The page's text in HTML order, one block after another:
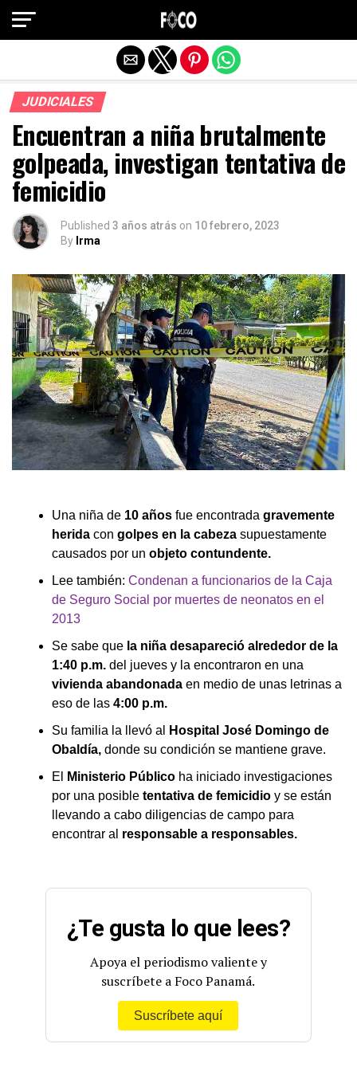
JUDICIALES
Encuentran a niña brutalmente
golpeada, investigan tentativa de
femicidio
Published 3 años atrás on 10 febrero, 2023
By Irma
Una niña de 10 años fue encontrada gravemente
herida con golpes en la cabeza supuestamente
causados por un objeto contundente.
Lee también: Condenan a funcionarios de la Caja
de Seguro Social por muertes de neonatos en el
2013
Se sabe que la niña desapareció alrededor de la
1:40 p.m. del jueves y la encontraron en una
vivienda abandonada en medio de unas letrinas a
eso de las 4:00 p.m.
Su familia la llevó al
Hospital José Domingo de
Obaldía, donde su condición se mantiene grave.
El
Ministerio Público ha iniciado investigaciones
por una posible tentativa de femicidio y se están
llevando a cabo diligencias de campo para
encontrar al responsable a responsables.
¿Te gusta lo que lees?
Apoya el periodismo valiente y
suscríbete a Foco Panamá.
Suscríbete aquí
Salir de la versión móvil